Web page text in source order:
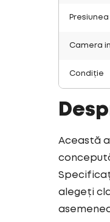
Camera
Condiție
Această
alegeți